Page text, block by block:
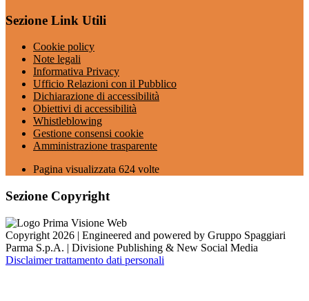
Sezione Link Utili
Cookie policy
Note legali
Informativa Privacy
Ufficio Relazioni con il Pubblico
Dichiarazione di accessibilità
Obiettivi di accessibilità
Whistleblowing
Gestione consensi cookie
Amministrazione trasparente
Pagina visualizzata 624 volte
Sezione Copyright
Copyright 2026 | Engineered and powered by Gruppo Spaggiari
Parma S.p.A. | Divisione Publishing & New Social Media
Disclaimer trattamento dati personali